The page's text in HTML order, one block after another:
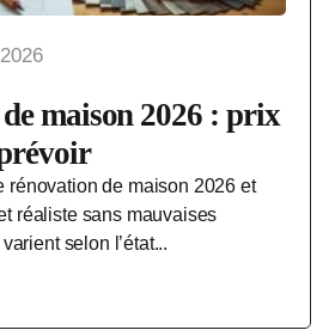
maison 2026 : prix
rénovation de maison 2026 et
réaliste sans mauvaises
selon l’état...